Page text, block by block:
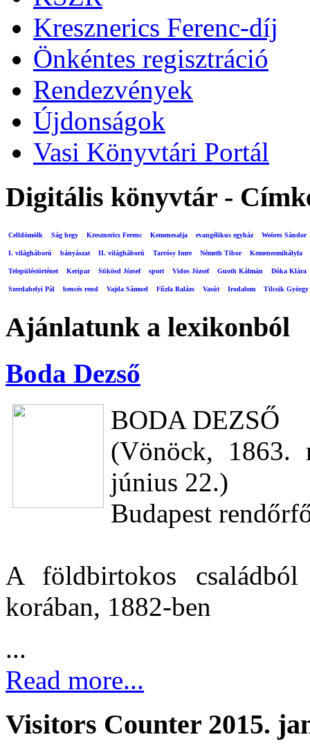
Kresznerics Ferenc-díj
Önkéntes regisztráció
Rendezvények
Újdonságok
Vasi Könyvtári Portál
Digitális könyvtár -
Celldömölk Ság hegy Kresznerics Ferenc Kemenesalja evangélikus egyház Weöres Sándor
I. világháború bányászat II. világháború Tarrósy Imre Németh Tibor Kemenesmihályfa
Településtörténet Keripar Sükösd József sport Vidos József Guoth Kálmán Dóka Klára
Szerdahelyi Pál bencés rend Vajda Sámuel Fűzfa Balázs Vasút Irodalom Tilcsik György
Ajánlatunk a lexikonból
Boda Dezső
BODA DEZSŐ
(Vönöck, 1863.
június 22.)
Budapest
A földbirtokos családból
korában, 1882-ben
...
Read more...
Visitors Counter 2015.